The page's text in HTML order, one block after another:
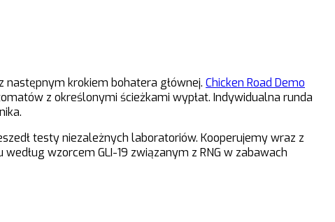
następnym krokiem bohatera głównej. Chicken Road Demo
z określonymi ścieżkami wypłat. Indywidualna runda
testy niezależnych laboratoriów. Kooperujemy wraz z
wzorcem GLI-19 związanym z RNG w zabawach